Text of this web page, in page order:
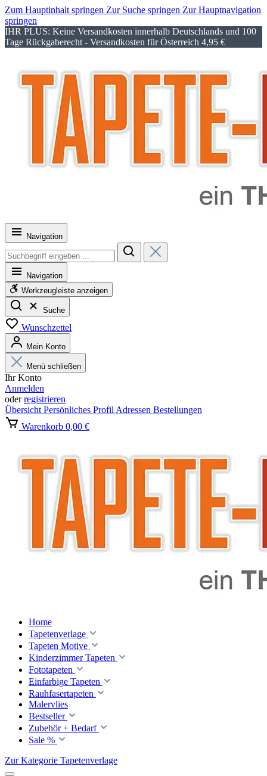
Zum Hauptinhalt springen Zur Suche springen Zur Hauptnavigation
springen
IHR PLUS: Keine Versandkosten innerhalb Deutschlands und 100
Tage Rückgaberecht - Versandkosten für Österreich 4,95 €
Navigation
Navigation
Werkzeugleiste anzeigen
Suche
Wunschzettel
Mein Konto
Menü schließen
Ihr Konto
Anmelden
oderregistrieren
Übersicht Persönliches Profil Adressen Bestellungen
Warenkorb 0,00 €
Home
Tapetenverlage
Tapeten Motive
Kinderzimmer Tapeten
Fototapeten
Einfarbige Tapeten
Rauhfasertapeten
Malervlies
Bestseller
Zubehör + Bedarf
Sale %
Zur Kategorie Tapetenverlage